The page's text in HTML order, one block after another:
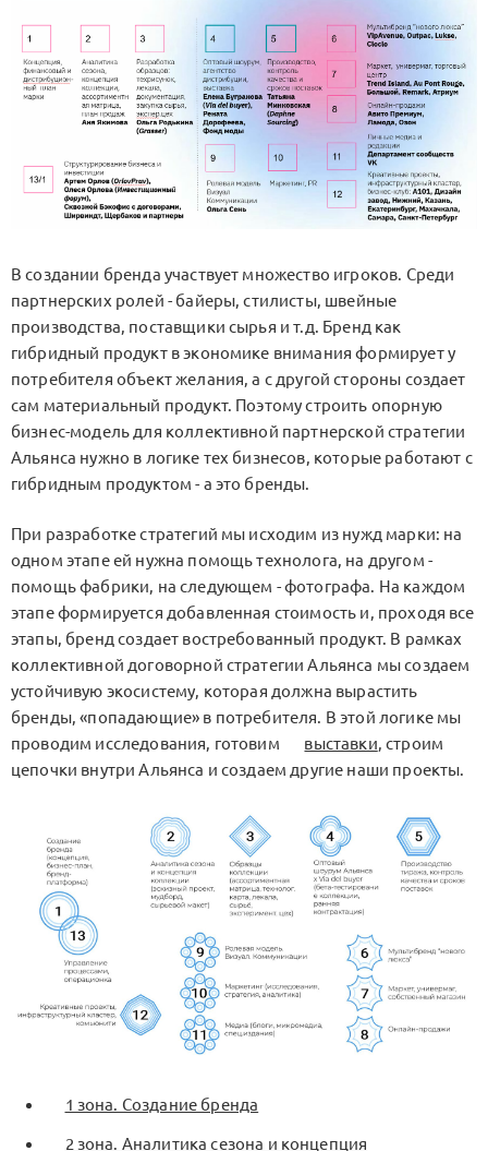
В создании бренда участвует множество игроков. Среди
партнерских ролей - байеры, стилисты, швейные
производства, поставщики сырья и т.д. Бренд как
гибридный продукт в экономике внимания формирует у
потребителя объект желания, а с другой стороны создает
сам материальный продукт. Поэтому строить опорную
бизнес-модель для коллективной партнерской стратегии
Альянса нужно в логике тех бизнесов, которые работают с
гибридным продуктом - а это бренды.
При разработке стратегий мы исходим из нужд марки: на
одном этапе ей нужна помощь технолога, на другом -
помощь фабрики, на следующем - фотографа. На каждом
этапе формируется добавленная стоимость и, проходя все
этапы, бренд создает востребованный продукт. В рамках
коллективной договорной стратегии Альянса мы создаем
устойчивую экосистему, которая должна вырастить
бренды, «попадающие» в потребителя. В этой логике мы
проводим исследования, готовим
выставки, строим
цепочки внутри Альянса и создаем другие наши проекты.
1 зона. Создание бренда
2 зона. Аналитика сезона и концепция